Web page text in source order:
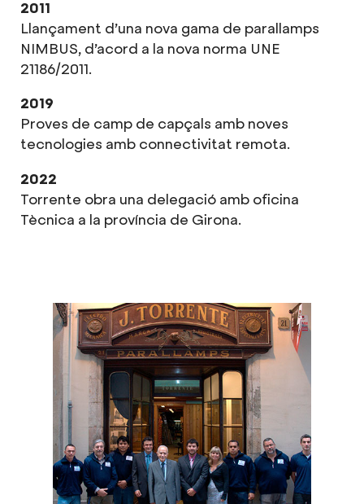
2011
Llançament d’una nova gama de parallamps
NIMBUS, d’acord a la nova norma UNE
21186/2011.
2019
Proves de camp de capçals amb noves
tecnologies amb connectivitat remota.
2022
Torrente obra una delegació amb oficina
Tècnica a la província de Girona.